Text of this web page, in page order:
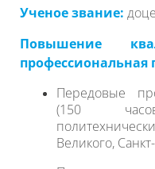
Ученое звание:
Повышение
профессиональная
Передовые
(150
Великого,